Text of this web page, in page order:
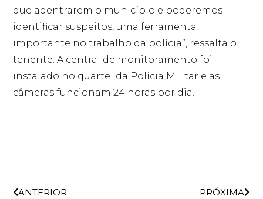
que adentrarem o município e poderemos
identificar suspeitos, uma ferramenta
importante no trabalho da polícia”, ressalta o
tenente. A central de monitoramento foi
instalado no quartel da Polícia Militar e as
câmeras funcionam 24 horas por dia.
ANTERIOR PRÓXIMA